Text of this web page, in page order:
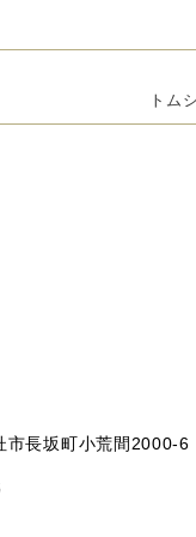
トム
市長坂町小荒間2000-6